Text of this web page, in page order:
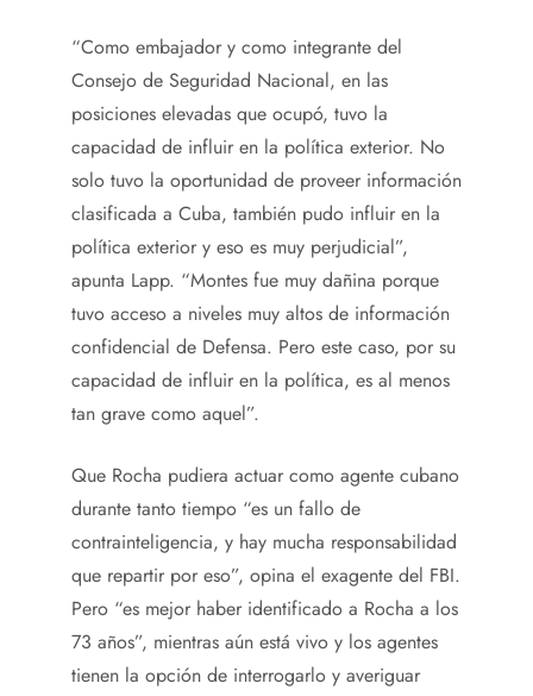
“Como embajador y como integrante del
Consejo de Seguridad Nacional, en las
posiciones elevadas que ocupó, tuvo la
capacidad de influir en la política exterior. No
solo tuvo la oportunidad de proveer información
clasificada a Cuba, también pudo influir en la
política exterior y eso es muy perjudicial”,
apunta Lapp. “Montes fue muy dañina porque
tuvo acceso a niveles muy altos de información
confidencial de Defensa. Pero este caso, por su
capacidad de influir en la política, es al menos
tan grave como aquel”.
Que Rocha pudiera actuar como agente cubano
durante tanto tiempo “es un fallo de
contrainteligencia, y hay mucha responsabilidad
que repartir por eso”, opina el exagente del FBI.
Pero “es mejor haber identificado a Rocha a los
73 años”, mientras aún está vivo y los agentes
tienen la opción de interrogarlo y averiguar